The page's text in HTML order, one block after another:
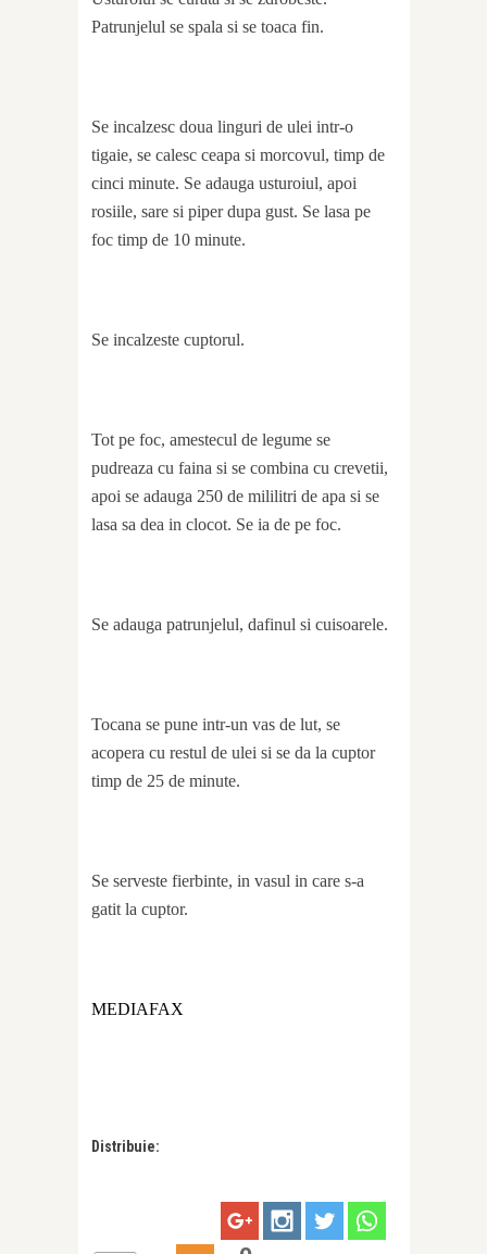
Patrunjelul se spala si se toaca fin.
Se incalzesc doua linguri de ulei intr-o
tigaie, se calesc ceapa si morcovul, timp de
cinci minute. Se adauga usturoiul, apoi
rosiile, sare si piper dupa gust. Se lasa pe
foc timp de 10 minute.
Se incalzeste cuptorul.
Tot pe foc, amestecul de legume se
pudreaza cu faina si se combina cu crevetii,
apoi se adauga 250 de mililitri de apa si se
lasa sa dea in clocot. Se ia de pe foc.
Se adauga patrunjelul, dafinul si cuisoarele.
Tocana se pune intr-un vas de lut, se
acopera cu restul de ulei si se da la cuptor
timp de 25 de minute.
Se serveste fierbinte, in vasul in care s-a
gatit la cuptor.
MEDIAFAX
Distribuie: